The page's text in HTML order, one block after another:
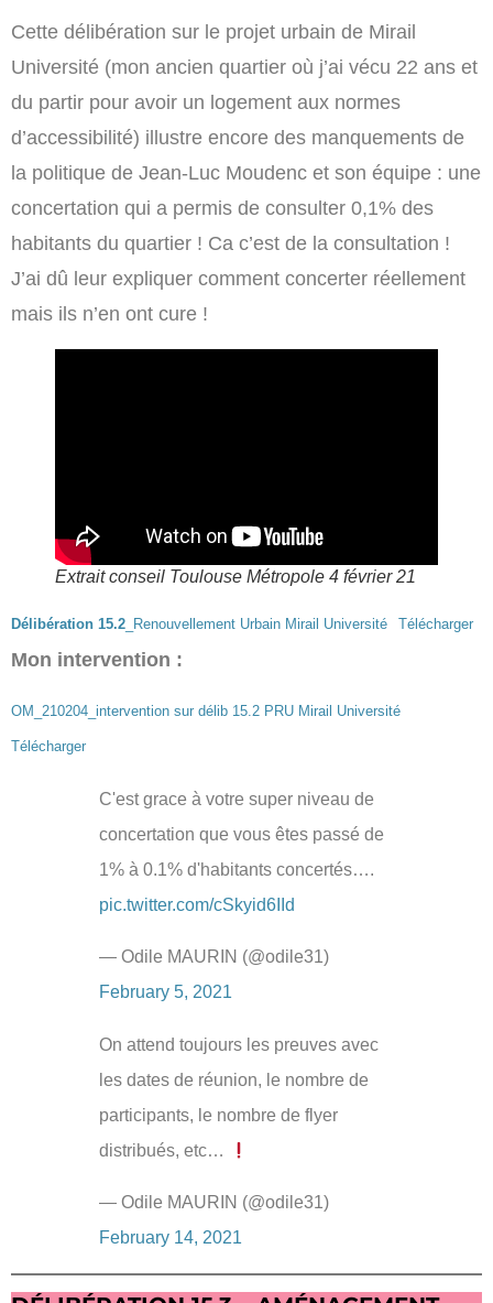
Cette délibération sur le projet urbain de Mirail
Université (mon ancien quartier où j’ai vécu 22 ans et
du partir pour avoir un logement aux normes
d’accessibilité) illustre encore des manquements de
la politique de Jean-Luc Moudenc et son équipe : une
concertation qui a permis de consulter 0,1% des
habitants du quartier ! Ca c’est de la consultation !
J’ai dû leur expliquer comment concerter réellement
mais ils n’en ont cure !
Extrait conseil Toulouse Métropole 4 février 21
Délibération 15.2 _Renouvellement Urbain Mirail Université Télécharger
Mon intervention :
OM_210204_intervention sur délib 15.2 PRU Mirail Université
Télécharger
C'est grace à votre super niveau de
concertation que vous êtes passé de
1% à 0.1% d'habitants concertés….
pic.twitter.com/cSkyid6IId
— Odile MAURIN (@odile31)
February 5, 2021
On attend toujours les preuves avec
les dates de réunion, le nombre de
participants, le nombre de flyer
distribués, etc…
— Odile MAURIN (@odile31)
February 14, 2021